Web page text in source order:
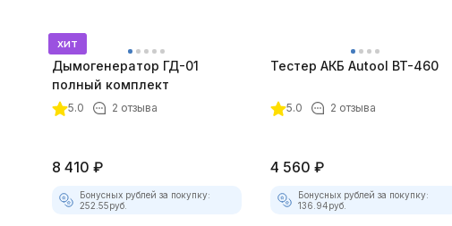
хит
Дымогенератор ГД-01
полный комплект
5.0 2 отзыва
8 410 ₽
Бонусных рублей за покупку:
252.55руб.
Тестер АКБ Autool BT-460
5.0 2 отзыва
4 560 ₽
Бонусных рублей за покупку:
136.94руб.